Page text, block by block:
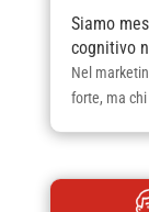
Siamo
cognitivo
Nel
forte, ma